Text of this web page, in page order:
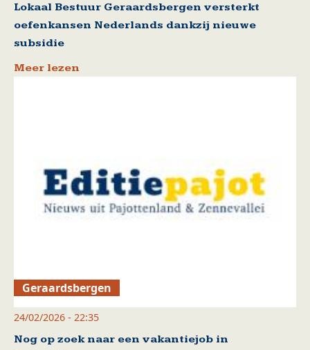
Lokaal Bestuur Geraardsbergen versterkt
oefenkansen Nederlands dankzij nieuwe
subsidie
Meer lezen
Geraardsbergen
24/02/2026 - 22:35
Nog op zoek naar een vakantiejob in